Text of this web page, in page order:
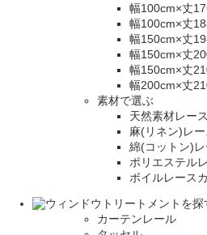
幅100cm×丈
幅100cm×丈
幅150cm×丈
幅150cm×丈
幅150cm×丈
幅200cm×丈
素材で選ぶ
天然素材レー
麻(リネン)レ
綿(コットン)
ポリエステル
ボイルレース
カーテンレール